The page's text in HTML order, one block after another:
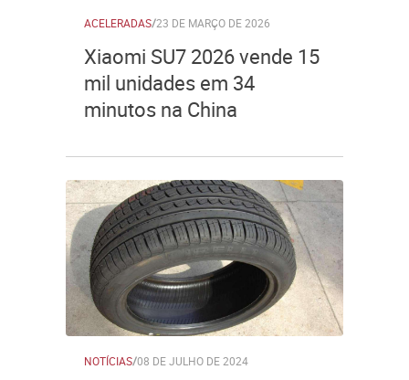
ACELERADAS/23 DE MARÇO DE 2026
Xiaomi SU7 2026 vende 15
mil unidades em 34
minutos na China
NOTÍCIAS/08 DE JULHO DE 2024